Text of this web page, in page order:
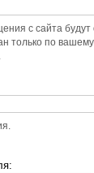
с сайта будут
только по